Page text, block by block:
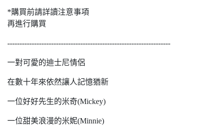
*購買前請詳讀注意事項
再進行購買
-------------------------------------------------------------------
一對可愛的迪士尼情侶
在數十年來依然讓人記憶猶新
一位好好先生的米奇(Mickey)
一位甜美浪漫的米妮(Minnie)